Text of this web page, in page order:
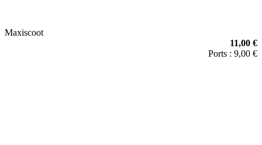
Maxiscoot
11,00 €
Ports : 9,00 €